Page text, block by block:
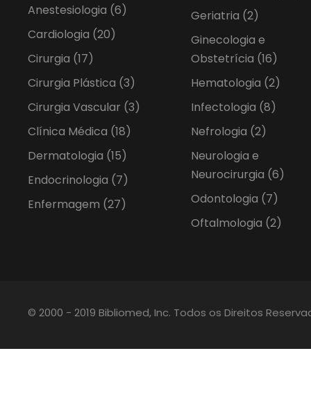
Anestesiologia (6)
Cardiologia (20)
Cirurgia (17)
Cirurgia Plástica (3)
Cirurgia Vascular (3)
Clínica Médica (18)
Dermatologia (15)
Endocrinologia (7)
Enfermagem (27)
Geriatria (2)
Ginecologia e
Obstetrícia (16)
Hematologia (2)
Infectologia (8)
Nefrologia (2)
Neurologia e
Neurocirurgia (6)
Odontologia (7)
Oftalmologia (2)
© 2000 - 2019 Bibliomed, Inc. Todos os Direitos